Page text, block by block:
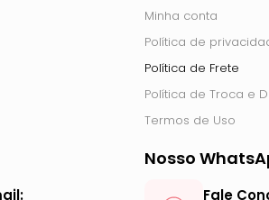
Minha conta
Política de
Política de Frete
Política de Troca e
Termos de Uso
Nosso
Fale